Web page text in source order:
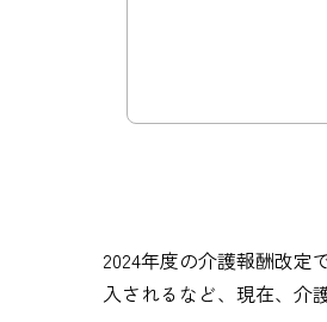
2024年度の介護報酬改定
入されるなど、現在、介